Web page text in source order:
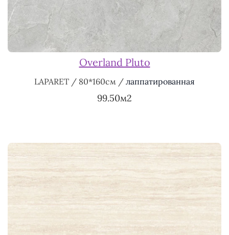
Overland Pluto
LAPARET / 80*160см / лаппатированная
99.50м2